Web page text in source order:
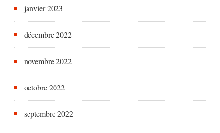
janvier 2023
décembre 2022
novembre 2022
octobre 2022
septembre 2022